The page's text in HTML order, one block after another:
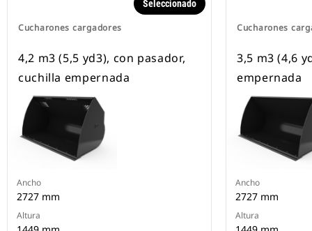
Cucharones cargadores
Seleccionado
4,2 m3 (5,5 yd3), con pasador,
cuchilla empernada
Ancho
2727 mm
Altura
Cucharones
3,5 m3 (4,6
empernada
Ancho
2727 mm
Altura